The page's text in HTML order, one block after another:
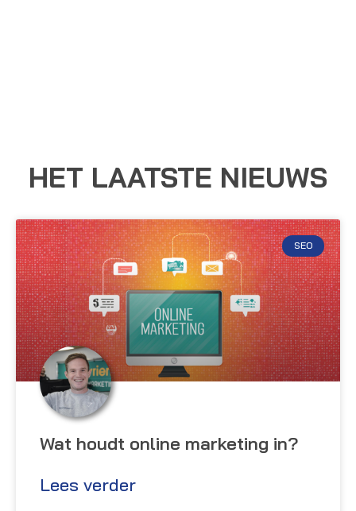
HET LAATSTE NIEUWS
SEO
Wat houdt online marketing in?
Lees verder